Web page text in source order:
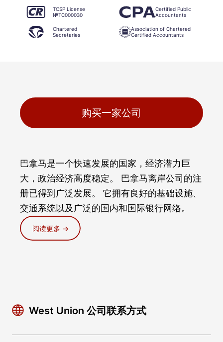
TCSP License
№TC000030
Certified Public
Accountants
Chartered
Secretaries
Association of Chartered
Certified Accountants
购买一家公司
巴拿马是一个快速发展的国家，经济潜力巨
大，政治经济高度稳定。 巴拿马离岸公司的注
册已得到广泛发展。 它拥有良好的基础设施、
交通系统以及广泛的国内和国际银行网络。
阅读更多 →
West Union 公司联系方式